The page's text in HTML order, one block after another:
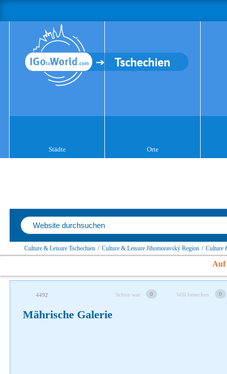
Tschechien
Städte Orte
Culture & Leisure Tschechien / Culture & Leisure Jihomoravský Region / Culture
Auf
4492 Schon war 0 Will besuchen 0
Mährische Galerie